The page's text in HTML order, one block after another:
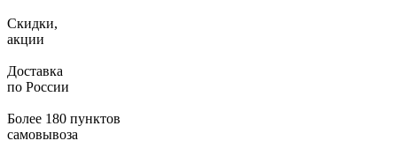
Скидки,
акции
Доставка
по России
Более 180 пунктов
самовывоза